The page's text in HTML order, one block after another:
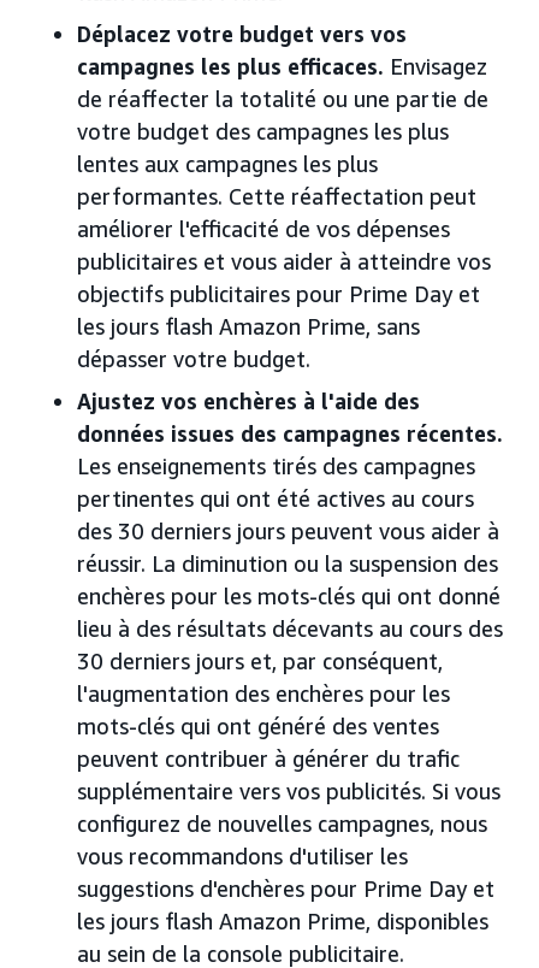
Déplacez votre budget vers vos
campagnes les plus efficaces. Envisagez
de réaffecter la totalité ou une partie de
votre budget des campagnes les plus
lentes aux campagnes les plus
performantes. Cette réaffectation peut
améliorer l'efficacité de vos dépenses
publicitaires et vous aider à atteindre vos
objectifs publicitaires pour Prime Day et
les jours flash Amazon Prime, sans
dépasser votre budget.
Ajustez vos enchères à l'aide des
données issues des campagnes récentes.
Les enseignements tirés des campagnes
pertinentes qui ont été actives au cours
des 30 derniers jours peuvent vous aider à
réussir. La diminution ou la suspension des
enchères pour les mots-clés qui ont donné
lieu à des résultats décevants au cours des
30 derniers jours et, par conséquent,
l'augmentation des enchères pour les
mots-clés qui ont généré des ventes
peuvent contribuer à générer du trafic
supplémentaire vers vos publicités. Si vous
configurez de nouvelles campagnes, nous
vous recommandons d'utiliser les
suggestions d'enchères pour Prime Day et
les jours flash Amazon Prime, disponibles
au sein de la console publicitaire.